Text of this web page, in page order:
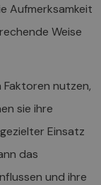
Aufmerksamkeit
Weise
nutzen,
sie ihre
Einsatz
das
und ihre